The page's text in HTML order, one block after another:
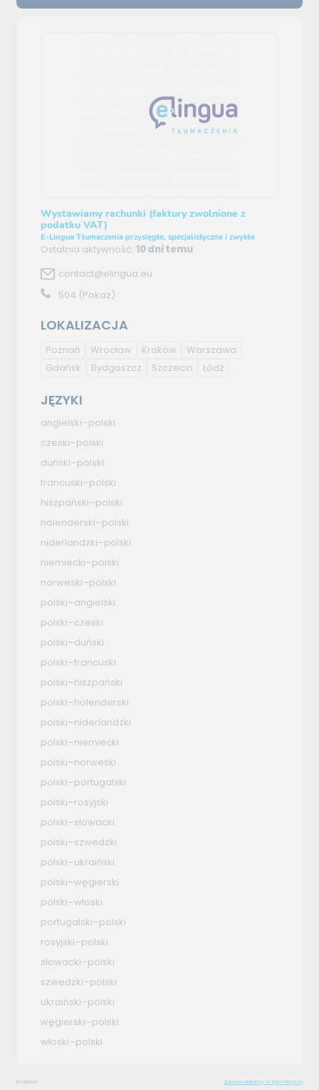
Wystawiamy rachunki (faktury zwolnione z
podatku VAT)
E-Lingua Tłumaczenia przysięgłe, specjalistyczne i zwykłe
Ostatnia aktywność:10 dni temu
contact@elingua.eu
504 (Pokaż)
LOKALIZACJA
Poznań Wrocław Kraków
Warszawa
Gdańsk
Bydgoszcz Szczecin Łódź
JĘZYKI
angielski–polski
czeski–polski
duński–polski
francuski–polski
hiszpański–polski
holenderski–polski
niderlandzki–polski
niemiecki–polski
norweski–polski
polski–angielski
polski–czeski
polski–duński
polski–francuski
polski–hiszpański
polski–holenderski
polski–niderlandzki
polski–niemiecki
polski–norweski
polski–portugalski
polski–rosyjski
polski–słowacki
polski–szwedzki
polski–ukraiński
polski–węgierski
polski–włoski
portugalski–polski
rosyjski–polski
słowacki–polski
szwedzki–polski
ukraiński–polski
węgierski–polski
włoski–polski
Reklama Zamów reklamę w tym miejscu